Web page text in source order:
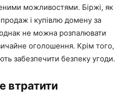
можливостями. Біржі, як
і купівлю домену за
не можна розпалювати
оголошення. Крім того,
забезпечити безпеку угоди.
втратити